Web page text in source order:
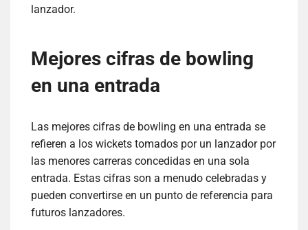
lanzador.
Mejores cifras de bowling
en una entrada
Las mejores cifras de bowling en una entrada se
refieren a los wickets tomados por un lanzador por
las menores carreras concedidas en una sola
entrada. Estas cifras son a menudo celebradas y
pueden convertirse en un punto de referencia para
futuros lanzadores.